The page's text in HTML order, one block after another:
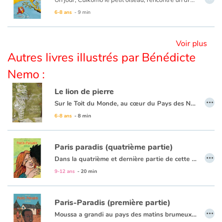
6-8 ans - 9 min
Voir plus
Autres livres illustrés par Bénédicte
Nemo :
Le lion de pierre
Sur le Toit du Monde, au cœur du Pays des Neiges, vivait autrefois une famille de paysans. Dorje, le frère aîné, hébergeait chez lui son cadet. D'une nature ombrageuse, il le chassera l'exhortant à aller gagner sa part. Comment Tenzin réussira et comment Dorje sera puni…
6-8 ans - 8 min
…
Paris paradis (quatrième partie)
Dans la quatrième et dernière partie de cette saga, notre héros est enfermé en centre de rétention, comme un vrai criminel. Dans cette prison qui ne dit pas son nom, Moussa s’évade par la pensée. Les journées sont longues au C.R.A. Et Chloé lui manque...
9-12 ans - 20 min
…
Paris-Paradis (première partie)
Moussa a grandi au pays des matins brumeux de l’harmattan. Depuis tout-petit, il aime s’installer à l’ombre du grand moabi, l’arbre-pharmacie, pour rêver à son avenir... …